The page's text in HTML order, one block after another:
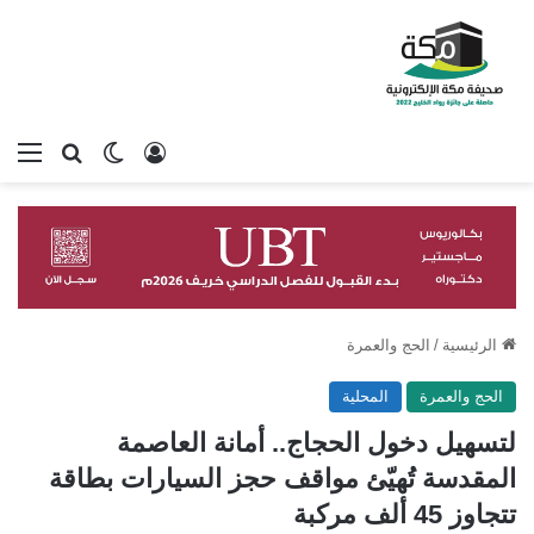
بحثالوضع
تسجيل الدخول
الرئيسية / الحج والعمرة
الحج والعمرة المحلية
لتسهيل دخول الحجاج.. أمانة العاصمة
المقدسة تُهيّئ مواقف حجز السيارات بطاقة
تتجاوز 45 ألف مركبة